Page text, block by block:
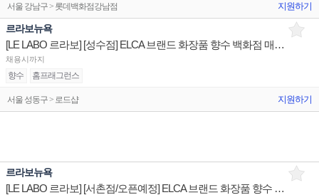
서울 강남구 > 롯데백화점강남점 지원하기
르라보뉴욕
[LE LABO 르라보] [성수점] ELCA 브랜드 화장품 향수 백화점 매장 채용
채용시까지
향수 홈프래그런스
서울 성동구 > 로드샵 지원하기
르라보뉴욕
[LE LABO 르라보] [서촌점/오픈예정] ELCA 브랜드 화장품 향수 백화점 매장 채용